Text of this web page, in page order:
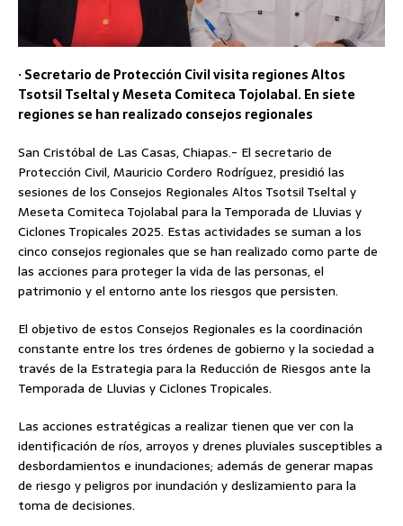
· Secretario de Protección Civil visita regiones Altos
Tsotsil Tseltal y Meseta Comiteca Tojolabal. En siete
regiones se han realizado consejos regionales
San Cristóbal de Las Casas, Chiapas.- El secretario de
Protección Civil, Mauricio Cordero Rodríguez, presidió las
sesiones de los Consejos Regionales Altos Tsotsil Tseltal y
Meseta Comiteca Tojolabal para la Temporada de Lluvias y
Ciclones Tropicales 2025. Estas actividades se suman a los
cinco consejos regionales que se han realizado como parte de
las acciones para proteger la vida de las personas, el
patrimonio y el entorno ante los riesgos que persisten.
El objetivo de estos Consejos Regionales es la coordinación
constante entre los tres órdenes de gobierno y la sociedad a
través de la Estrategia para la Reducción de Riesgos ante la
Temporada de Lluvias y Ciclones Tropicales.
Las acciones estratégicas a realizar tienen que ver con la
identificación de ríos, arroyos y drenes pluviales susceptibles a
desbordamientos e inundaciones; además de generar mapas
de riesgo y peligros por inundación y deslizamiento para la
toma de decisiones.